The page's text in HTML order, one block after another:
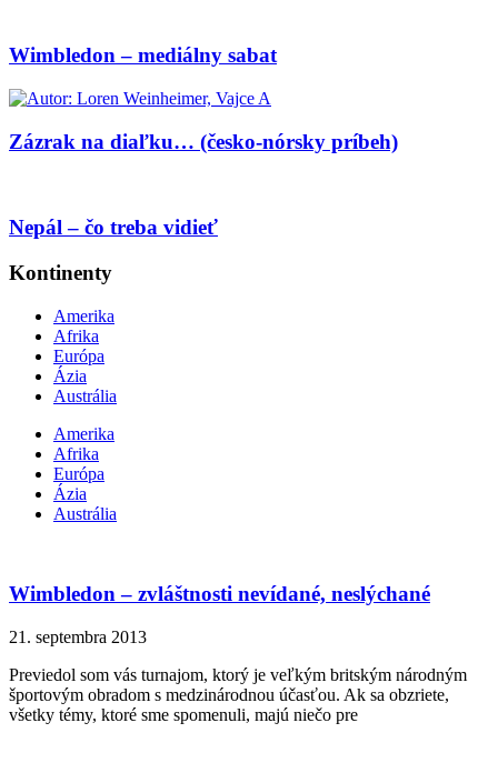
Wimbledon – mediálny sabat
Zázrak na diaľku… (česko-nórsky príbeh)
Nepál – čo treba vidieť
Kontinenty
Amerika
Afrika
Európa
Ázia
Austrália
Amerika
Afrika
Európa
Ázia
Austrália
Wimbledon – zvláštnosti nevídané, neslýchané
21. septembra 2013
Previedol som vás turnajom, ktorý je veľkým britským národným
športovým obradom s medzinárodnou účasťou. Ak sa obzriete,
všetky témy, ktoré sme spomenuli, majú niečo pre